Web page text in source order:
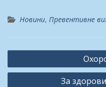
Новини, Превентивне
Навігація
записів
За